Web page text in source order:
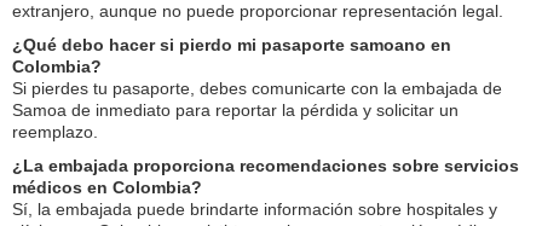
extranjero, aunque no puede proporcionar representación legal.
¿Qué debo hacer si pierdo mi pasaporte samoano en
Colombia?
Si pierdes tu pasaporte, debes comunicarte con la embajada de
Samoa de inmediato para reportar la pérdida y solicitar un
reemplazo.
¿La embajada proporciona recomendaciones sobre servicios
médicos en Colombia?
Sí, la embajada puede brindarte información sobre hospitales y